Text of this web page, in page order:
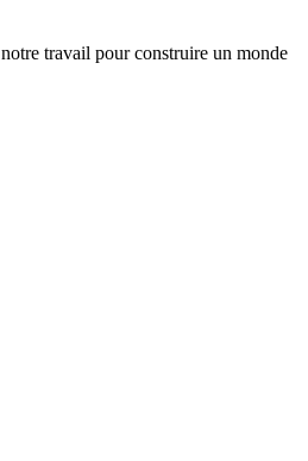
travail pour construire un monde